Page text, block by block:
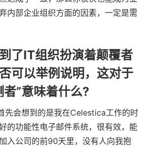
内部企业组织方面的因素，一定是需
了IT组织扮演着颠覆者
可以举例说明，这对于
”意味着什么?
先会想到的是我在Celestica工作的时
的功能性电子邮件系统，很有效，能
入公司的前90天里，没有人向我抱